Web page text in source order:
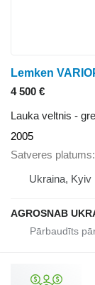
Lemken
4 500 €
Lauka veltnis -
2005
Satveres platums
Ukraina, Kyiv
AGROSNAB